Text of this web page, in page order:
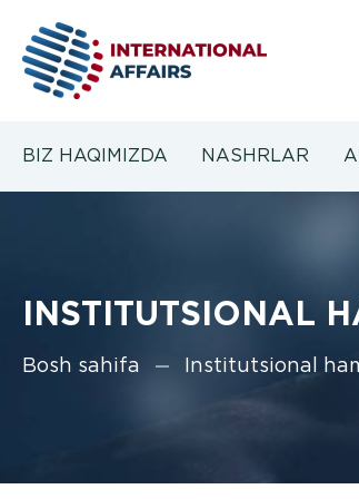
BIZ HAQIMIZDA NASHRLAR
INSTITUTSIONAL
Bosh sahifa Institutsional